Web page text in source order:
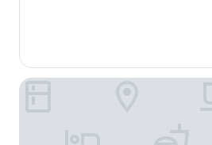
茗蘭酒店